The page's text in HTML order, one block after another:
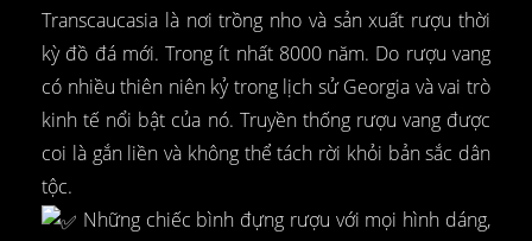
Transcaucasia là nơi trồng nho và sản xuất rượu thời
kỳ đồ đá mới. Trong ít nhất 8000 năm. Do rượu vang
có nhiều thiên niên kỷ trong lịch sử Georgia và vai trò
kinh tế nổi bật của nó. Truyền thống rượu vang được
coi là gắn liền và không thể tách rời khỏi bản sắc dân
tộc.
Những chiếc bình đựng rượu với mọi hình dáng,